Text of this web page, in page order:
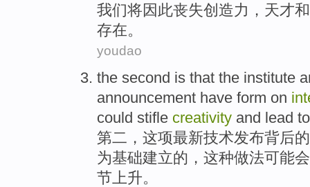
我们将因此丧失创造力 ， 天才和
存在。
youdao
the second is that the institute
announcement have form on
could stifle creativity and lead to
第二 ，这项最新技术发布背后的
为基础建立的， 这种做法可能会
节 上升。